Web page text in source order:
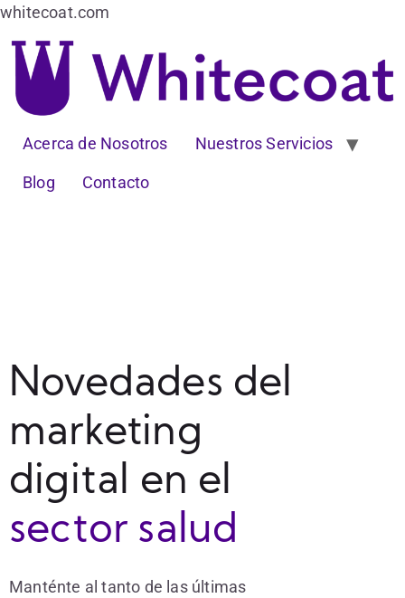
whitecoat.com
Acerca de Nosotros Nuestros Servicios
Blog Contacto
Novedades del
marketing
digital en el
sector salud
Manténte al tanto de las últimas